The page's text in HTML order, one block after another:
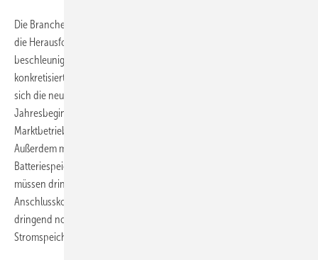
Die Branchenvertreter begrüßen, dass die neue Regierungskoalition
die Herausforderungen erkannt hat und den Speicherausbau
beschleunigen will. Doch blieben die Vorhaben vage. Deshalb
konkretisiert der BSW-Solar die jetzt notwendigen Schritte. So sollte
sich die neue Bundesregierung unverzüglich darum kümmern, den zu
Jahresbeginn im Stromspitzengesetz beschlossenen flexiblen
Marktbetrieb von Batteriespeichern anwendbar zu machen.
Außerdem müsse die baurechtliche Privilegierung von
Batteriespeichern muss schnell in Kraft gesetzt werden. Zudem
müssen dringend die Anschlussbedingungen, Netzentgelte und
Anschlusskosten vereinfacht und reduziert werden. Nur so kann der
dringend notwendige netz- und systemdienliche Ausbau von
Stromspeichern schnell vorankommen.